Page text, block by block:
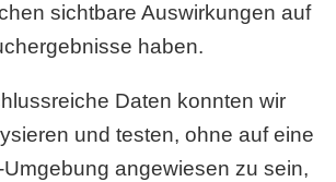
sichtbare Auswirkungen auf
haben.
Daten konnten wir
und testen, ohne auf eine
angewiesen zu sein,